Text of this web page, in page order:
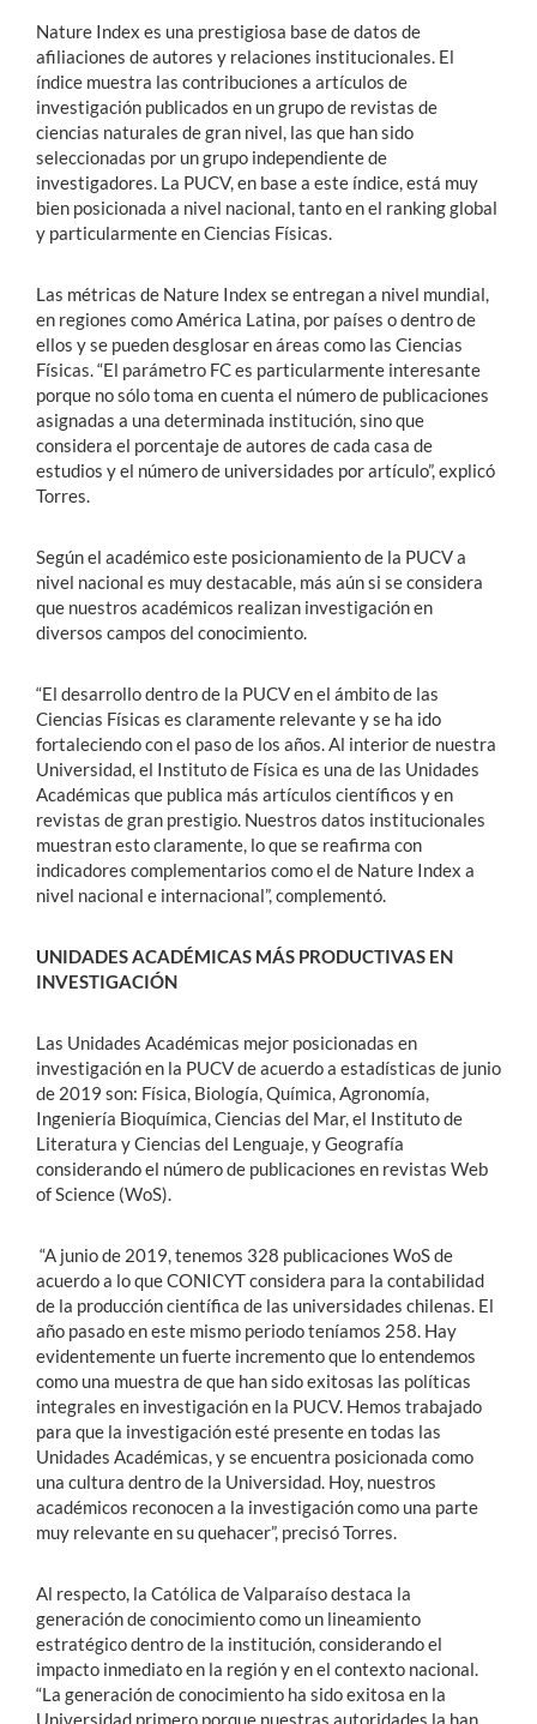
Nature Index es una prestigiosa base de datos de
afiliaciones de autores y relaciones institucionales. El
índice muestra las contribuciones a artículos de
investigación publicados en un grupo de revistas de
ciencias naturales de gran nivel, las que han sido
seleccionadas por un grupo independiente de
investigadores. La PUCV, en base a este índice, está muy
bien posicionada a nivel nacional, tanto en el ranking global
y particularmente en Ciencias Físicas.
Las métricas de Nature Index se entregan a nivel mundial,
en regiones como América Latina, por países o dentro de
ellos y se pueden desglosar en áreas como las Ciencias
Físicas. “El parámetro FC es particularmente interesante
porque no sólo toma en cuenta el número de publicaciones
asignadas a una determinada institución, sino que
considera el porcentaje de autores de cada casa de
estudios y el número de universidades por artículo”, explicó
Torres.
Según el académico este posicionamiento de la PUCV a
nivel nacional es muy destacable, más aún si se considera
que nuestros académicos realizan investigación en
diversos campos del conocimiento.
“El desarrollo dentro de la PUCV en el ámbito de las
Ciencias Físicas es claramente relevante y se ha ido
fortaleciendo con el paso de los años. Al interior de nuestra
Universidad, el Instituto de Física es una de las Unidades
Académicas que publica más artículos científicos y en
revistas de gran prestigio. Nuestros datos institucionales
muestran esto claramente, lo que se reafirma con
indicadores complementarios como el de Nature Index a
nivel nacional e internacional”, complementó.
UNIDADES ACADÉMICAS MÁS PRODUCTIVAS EN
INVESTIGACIÓN
Las Unidades Académicas mejor posicionadas en
investigación en la PUCV de acuerdo a estadísticas de junio
de 2019 son: Física, Biología, Química, Agronomía,
Ingeniería Bioquímica, Ciencias del Mar, el Instituto de
Literatura y Ciencias del Lenguaje, y Geografía
considerando el número de publicaciones en revistas Web
of Science (WoS).
“A junio de 2019, tenemos 328 publicaciones WoS de
acuerdo a lo que CONICYT considera para la contabilidad
de la producción científica de las universidades chilenas. El
año pasado en este mismo periodo teníamos 258. Hay
evidentemente un fuerte incremento que lo entendemos
como una muestra de que han sido exitosas las políticas
integrales en investigación en la PUCV. Hemos trabajado
para que la investigación esté presente en todas las
Unidades Académicas, y se encuentra posicionada como
una cultura dentro de la Universidad. Hoy, nuestros
académicos reconocen a la investigación como una parte
muy relevante en su quehacer”, precisó Torres.
Al respecto, la Católica de Valparaíso destaca la
generación de conocimiento como un lineamiento
estratégico dentro de la institución, considerando el
impacto inmediato en la región y en el contexto nacional.
“La generación de conocimiento ha sido exitosa en la
Universidad primero porque nuestras autoridades la han